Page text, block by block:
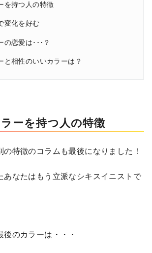
を持つ人の特徴
変化を好む
の恋愛は･･･？
と相性のいいカラーは？
ーを持つ人の特徴
特徴のコラムも最後になりました！
あなたはもう立派なシキスイニストで
のカラーは・・・